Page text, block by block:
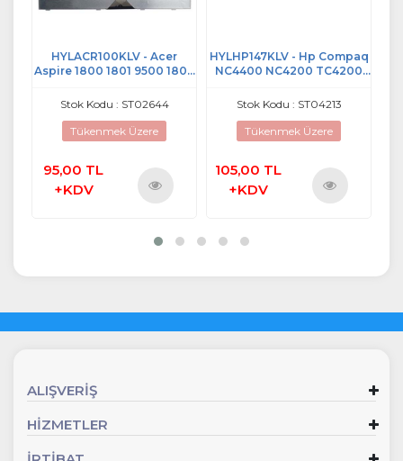
1802
HYLHP147KLV - Hp Compaq
NC4400 NC4200 TC4200
Klavye - PK13AU001M0
Stok Kodu : ST04213
Tükenmek Üzere
105,00 TL
+KDV
HYLLNV137KLV - Lenovo
Yoga 510-14ISK 710-14ISK
Stok Kodu : ST07413
450,00 TL
+KDV
ALIŞVERİŞ
HİZMETLER